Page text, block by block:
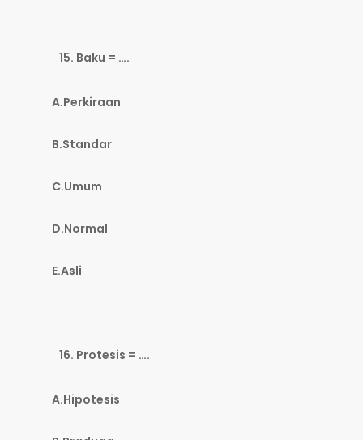
Baku = ….
A.Perkiraan
B.Standar
C.Umum
D.Normal
E.Asli
Protesis = ….
A.Hipotesis